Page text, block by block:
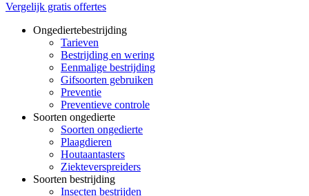
Vergelijk gratis offertes
Ongediertebestrijding
Tarieven
Bestrijding en wering
Eenmalige bestrijding
Gifsoorten gebruiken
Preventie
Preventieve controle
Soorten ongedierte
Soorten ongedierte
Plaagdieren
Houtaantasters
Ziekteverspreiders
Soorten bestrijding
Insecten bestrijden